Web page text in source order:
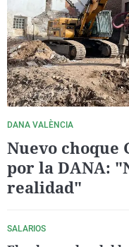
DANA VALÈNCIA
Nuevo choque
por la DANA:
realidad"
SALARIOS